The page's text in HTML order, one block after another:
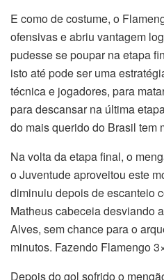
E como de costume, o
ofensivas e abriu vantagem
pudesse se poupar na etapa
isto até pode ser uma
técnica e jogadores, para
para descansar na última
do mais querido do Brasil tem
Na volta da etapa final, o
o Juventude aproveitou este
diminuiu depois de escanteio
Matheus cabeceia desviando
Alves, sem chance para o
minutos. Fazendo Flamengo
Depois do gol sofrido o